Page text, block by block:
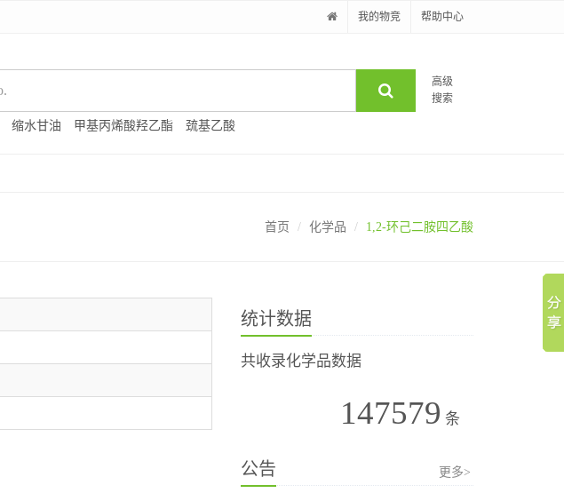
我的物竞 帮助中心
高级
搜索
缩水甘油 甲基丙烯酸羟乙酯 巯基乙酸
首页 化学品 1,2-环己二胺四乙酸
统计数据
共收录化学品数据
147579 条
公告 更多>